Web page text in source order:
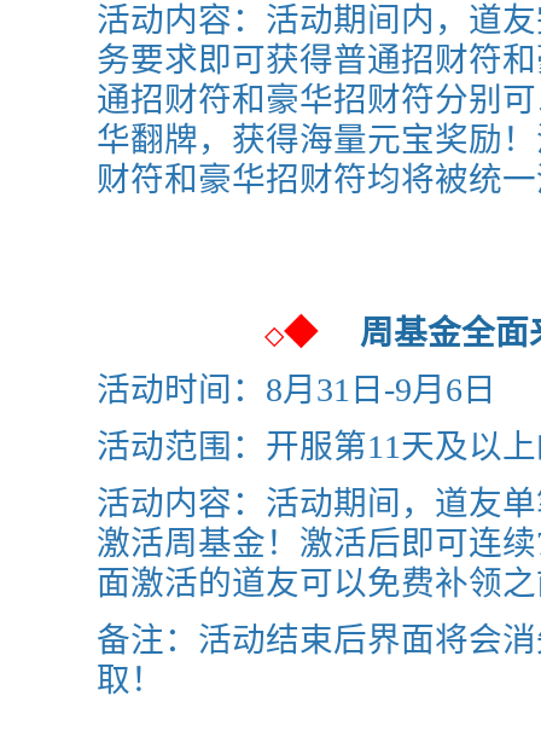
活动内容：活动期间内，道
务要求即可获得普通招财符
通招财符和豪华招财符分别
华翻牌，获得海量元宝奖励
财符和豪华招财符均将被统
◇◆
周基金全
活动时间：8月31日-9月6日
活动范围：开服第11天及以
活动内容：活动期间，道友
激活周基金！激活后即可连
面激活的道友可以免费补领
备注：活动结束后界面将会
取！